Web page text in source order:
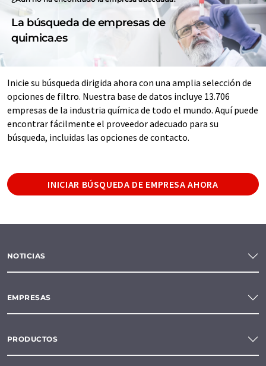
La búsqueda de empresas de
quimica.es
Inicie su búsqueda dirigida ahora con una amplia selección de
opciones de filtro. Nuestra base de datos incluye 13.706
empresas de la industria química de todo el mundo. Aquí puede
encontrar fácilmente el proveedor adecuado para su
búsqueda, incluidas las opciones de contacto.
INICIAR BÚSQUEDA DE EMPRESA AHORA
NOTICIAS
EMPRESAS
PRODUCTOS